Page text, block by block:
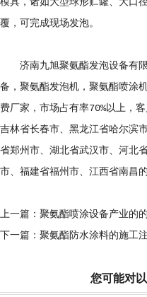
模具，诸如大型球形贮罐、大口
覆，可完成现场发泡。
济南九旭聚氨酯发泡设备有
备， 聚氨酯发泡机 ， 聚氨酯喷涂
费厂家，市场占有率70%以上，
吉林省长春市、黑龙江省哈尔滨
省郑州市、湖北省武汉市、河北
市、福建省福州市、江西省南昌
上一篇：聚氨酯喷涂设备产业的
下一篇：聚氨酯防水涂料的施工
您可能对